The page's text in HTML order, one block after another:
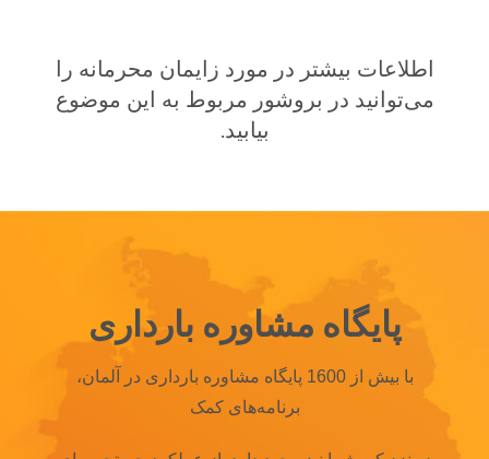
اطلاعات بیشتر در مورد زایمان محرمانه را
می‌توانید در بروشور مربوط به این موضوع
بیابید.
پایگاه مشاوره بارداری
با بیش از 1600 پایگاه مشاوره بارداری در آلمان،
برنامه‌های کمک